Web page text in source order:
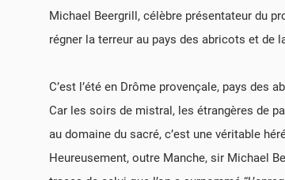
Michael Beergrill, célèbre présentateur du
régner la terreur au pays des abricots et de
C’est l’été en Drôme provençale, pays
Car les soirs de mistral, les étrangères de
au domaine du sacré, c’est une véritable
Heureusement, outre Manche, sir Michael